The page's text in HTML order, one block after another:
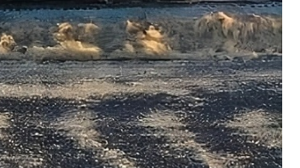
APM Terminals incrementa equipamiento para movi
05 AGO 2026
EE.UU. plantea nuevas restricciones para tripul
05 AGO 2026